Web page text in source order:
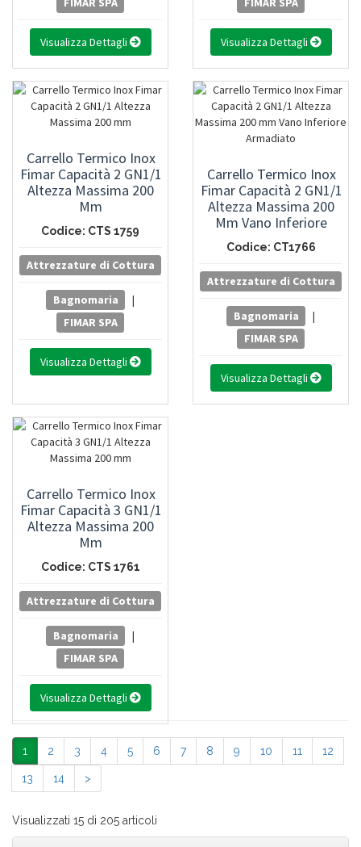
Visualizza Dettagli Visualizza Dettagli
Carrello Termico Inox
Fimar Capacità 2 GN1/1
Altezza Massima 200
Mm
Codice: CTS 1759
Attrezzature di Cottura
Bagnomaria
|
FIMAR SPA
Visualizza Dettagli
Carrello Termico Inox
Fimar Capacità 2 GN1/1
Altezza Massima 200
Mm Vano Inferiore
Armadiato
Codice: CT1766
Attrezzature di Cottura
Bagnomaria
|
FIMAR SPA
Visualizza Dettagli
Carrello Termico Inox
Fimar Capacità 3 GN1/1
Altezza Massima 200
Mm
Codice: CTS 1761
Attrezzature di Cottura
Bagnomaria
|
FIMAR SPA
Visualizza Dettagli
1 2 3 4 5 6 7 8 9 10 11 12
13 14 >
Visualizzati 15 di 205 articoli